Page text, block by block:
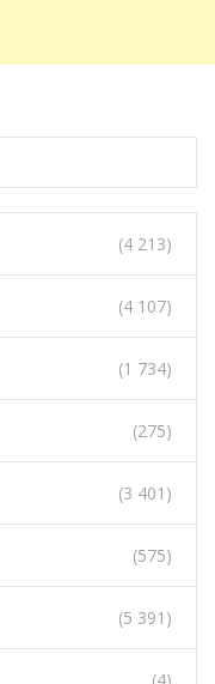
(4 213)
(4 107)
(1 734)
(275)
(3 401)
(575)
(5 391)